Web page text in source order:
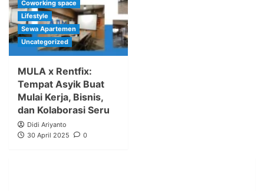
Coworking space
Lifestyle
Sewa Apartemen
Uncategorized
MULA x Rentfix:
Tempat Asyik Buat
Mulai Kerja, Bisnis,
dan Kolaborasi Seru
Didi Ariyanto
30 April 2025
0